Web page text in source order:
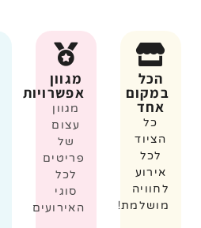
הכל
במקום
אחד
כל
הציוד
לכל
אירוע
לחוויה
מושלמת!
מגוון
אפשרויות
מגוון
עצום
של
פריטים
לכל
סוגי
האירועים